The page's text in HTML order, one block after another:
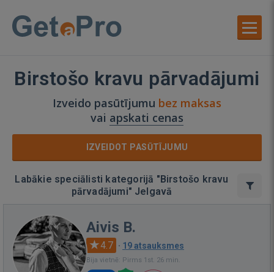
Birstošo kravu pārvadājumi
Izveido pasūtījumu bez maksas
vai apskati cenas
IZVEIDOT PASŪTĪJUMU
Labākie speciālisti kategorijā "Birstošo kravu
pārvadājumi" Jelgavā
Aivis B.
4.7 · 19 atsauksmes
Bija vietnē: Pirms 1st. 26 min.